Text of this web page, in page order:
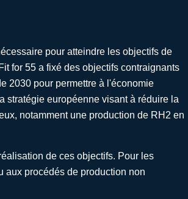
pour atteindre les objectifs de
for 55 a fixé des objectifs contraignants
2030 pour permettre à l'économie
stratégie européenne visant à réduire la
notamment une production de RH2 en
de ces objectifs. Pour les
aux procédés de production non